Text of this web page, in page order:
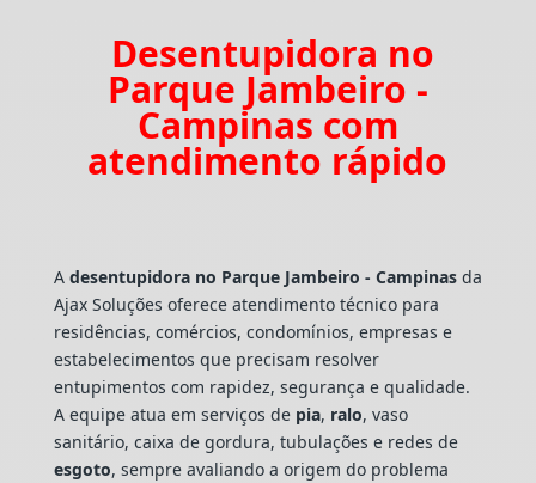
Desentupidora no
Parque Jambeiro -
Campinas com
atendimento rápido
A desentupidora no Parque Jambeiro - Campinasda
Ajax Soluções oferece atendimento técnico para
residências, comércios, condomínios, empresas e
estabelecimentos que precisam resolver
entupimentos com rapidez, segurança e qualidade.
A equipe atua em serviços de pia, ralo, vaso
sanitário, caixa de gordura, tubulações e redes de
esgoto, sempre avaliando a origem do problema